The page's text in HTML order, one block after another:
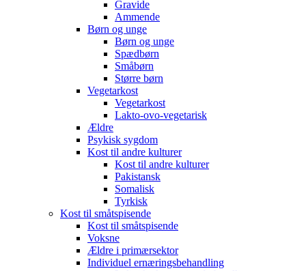
Gravide
Ammende
Børn og unge
Børn og unge
Spædbørn
Småbørn
Større børn
Vegetarkost
Vegetarkost
Lakto-ovo-vegetarisk
Ældre
Psykisk sygdom
Kost til andre kulturer
Kost til andre kulturer
Pakistansk
Somalisk
Tyrkisk
Kost til småtspisende
Kost til småtspisende
Voksne
Ældre i primærsektor
Individuel ernæringsbehandling